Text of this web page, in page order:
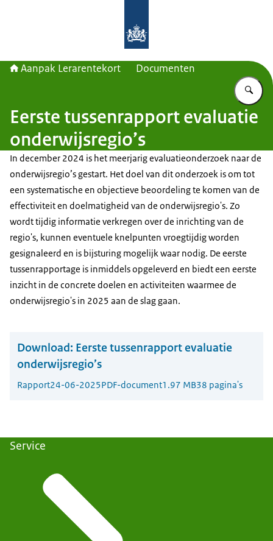
Aanpak Lerarentekort Documenten
Eerste tussenrapport evaluatie
onderwijsregio’s
In december 2024 is het meerjarig evaluatieonderzoek naar de
onderwijsregio’s gestart. Het doel van dit onderzoek is om tot
een systematische en objectieve beoordeling te komen van de
effectiviteit en doelmatigheid van de onderwijsregio's. Zo
wordt tijdig informatie verkregen over de inrichting van de
regio's, kunnen eventuele knelpunten vroegtijdig worden
gesignaleerd en is bijsturing mogelijk waar nodig. De eerste
tussenrapportage is inmiddels opgeleverd en biedt een eerste
inzicht in de concrete doelen en activiteiten waarmee de
onderwijsregio's in 2025 aan de slag gaan.
Download: Eerste tussenrapport evaluatie
onderwijsregio’s
Rapport24-06-2025PDF-document1.97 MB38 pagina's
Service